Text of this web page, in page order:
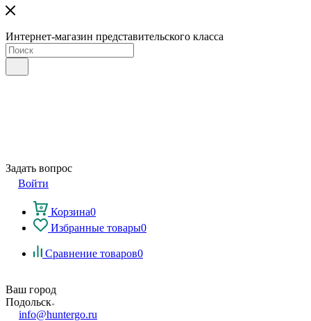
Интернет-магазин представительского класса
Задать вопрос
Войти
Корзина0
Избранные товары0
Сравнение товаров0
Ваш город
Подольск
info@huntergo.ru